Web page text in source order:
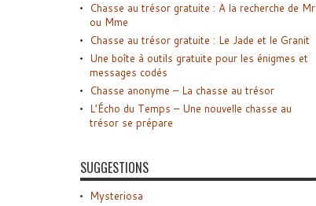
Chasse au trésor gratuite : A la recherche de Mr
ou Mme
Chasse au trésor gratuite : Le Jade et le Granit
Une boîte à outils gratuite pour les énigmes et
messages codés
Chasse anonyme – La chasse au trésor
L’Écho du Temps – Une nouvelle chasse au
trésor se prépare
SUGGESTIONS
Mysteriosa